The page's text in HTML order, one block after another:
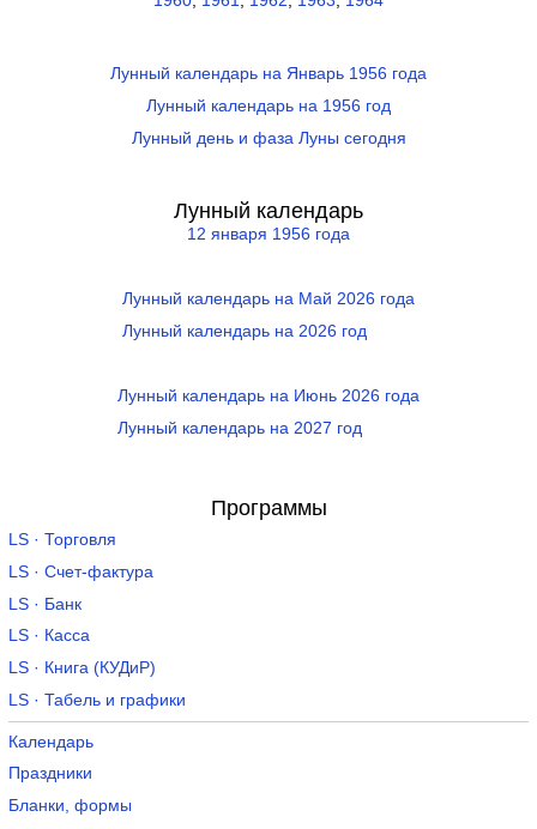
Лунный календарь на Январь 1956 года
Лунный календарь на 1956 год
Лунный день и фаза Луны сегодня
Лунный календарь
12 января 1956 года
Лунный календарь на Май 2026 года
Лунный календарь на 2026 год
Лунный календарь на Июнь 2026 года
Лунный календарь на 2027 год
Программы
LS · Торговля
LS · Счет-фактура
LS · Банк
LS · Касса
LS · Книга (КУДиР)
LS · Табель и графики
Календарь
Праздники
Бланки, формы